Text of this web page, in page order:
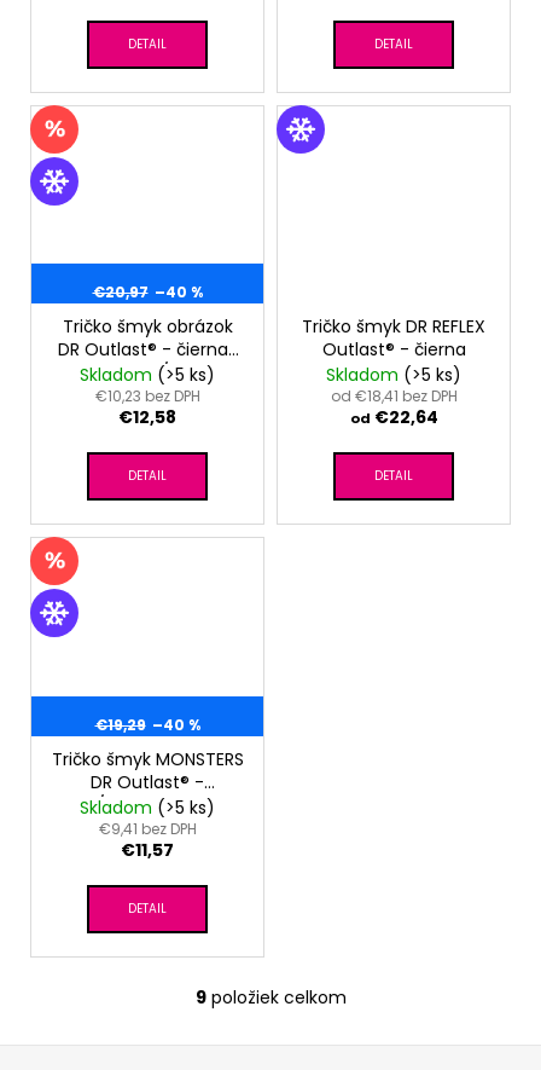
DETAIL DETAIL
€20,97 –40 %
Tričko šmyk obrázok
DR Outlast® - čierna-
medveď/pruh
Skladom (>5 ks)
€10,23 bez DPH
€12,58
DETAIL
Tričko šmyk DR REFLEX
Outlast® - čierna
Skladom (>5 ks)
od €18,41 bez DPH
od €22,64
DETAIL
€19,29 –40 %
Tričko šmyk MONSTERS
DR Outlast® -
biela/pruh bieločierny
Skladom (>5 ks)
€9,41 bez DPH
€11,57
DETAIL
O
v
9položiek celkom